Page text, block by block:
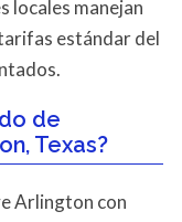
locales manejan
estándar del
de
Texas?
Arlington con